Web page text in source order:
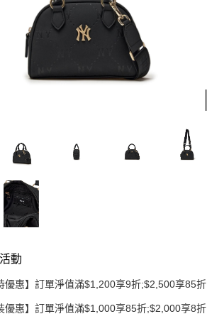
動
優惠】訂單淨值滿$1,200享9折;$2,500享85折
優惠】訂單淨值滿$1,000享85折;$2,000享8折